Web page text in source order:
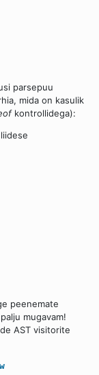
parsepuu
mida on kasulik
kontrollidega):
peenemate
mugavam!
AST visitorite